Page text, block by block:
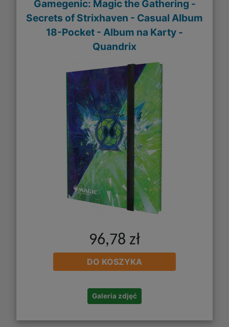
Gamegenic: Magic the Gathering -
Secrets of Strixhaven - Casual Album
18-Pocket - Album na Karty -
Quandrix
96,78 zł
DO KOSZYKA
Galeria zdjęć